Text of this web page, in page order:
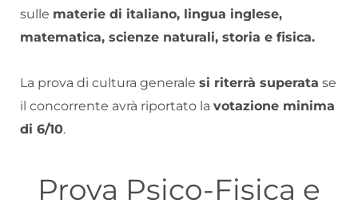
sulle materie di italiano, lingua inglese,
matematica, scienze naturali, storia e fisica.
La prova di cultura generale si riterrà superata se
il concorrente avrà riportato la votazione minima
di 6/10.
Prova Psico-Fisica e